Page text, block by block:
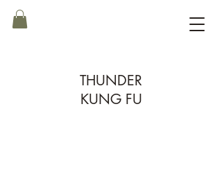
THUNDER
KUNG FU